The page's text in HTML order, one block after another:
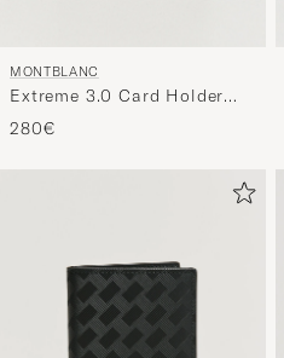
MONTBLANC
Extreme 3.0 Card Holder
4cc Ink Blue
280€